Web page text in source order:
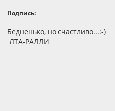
Подпись:
Бедненько, но счастливо...:-)
ЛТА-РАЛЛИ